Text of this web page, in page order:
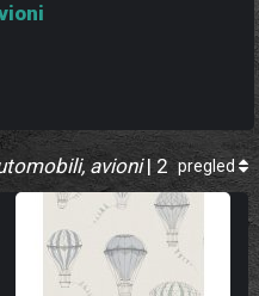
avioni| 2 pregled